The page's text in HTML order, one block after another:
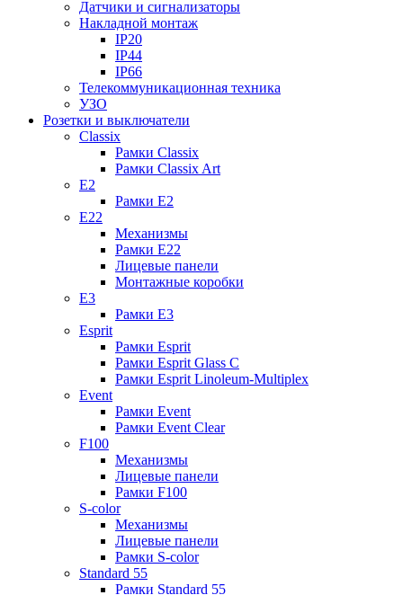
Датчики и сигнализаторы
Накладной монтаж
IP20
IP44
IP66
Телекоммуникационная техника
УЗО
Розетки и выключатели
Classix
Рамки Classix
Рамки Classix Art
E2
Рамки E2
E22
Механизмы
Рамки E22
Лицевые панели
Монтажные коробки
E3
Рамки E3
Esprit
Рамки Esprit
Рамки Esprit Glass C
Рамки Esprit Linoleum-Multiplex
Event
Рамки Event
Рамки Event Clear
F100
Механизмы
Лицевые панели
Рамки F100
S-color
Механизмы
Лицевые панели
Рамки S-color
Standard 55
Рамки Standard 55